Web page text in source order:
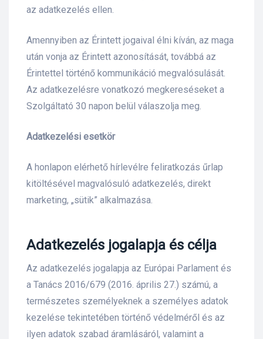
az adatkezelés ellen.
Amennyiben az Érintett jogaival élni kíván, az maga
után vonja az Érintett azonosítását, továbbá az
Érintettel történő kommunikáció megvalósulását.
Az adatkezelésre vonatkozó megkereséseket a
Szolgáltató 30 napon belül válaszolja meg.
Adatkezelési esetkör
A honlapon elérhető hírlevélre feliratkozás űrlap
kitöltésével magvalósuló adatkezelés, direkt
marketing, „sütik” alkalmazása.
Adatkezelés jogalapja és célja
Az adatkezelés jogalapja az Európai Parlament és
a Tanács 2016/679 (2016. április 27.) számú, a
természetes személyeknek a személyes adatok
kezelése tekintetében történő védelméről és az
ilyen adatok szabad áramlásáról, valamint a